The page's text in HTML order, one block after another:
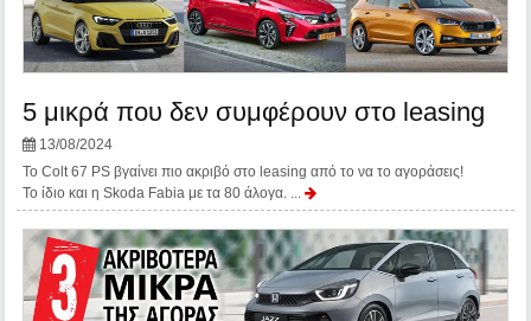
5 μικρά που δεν συμφέρουν στο leasing
13/08/2024
Το Colt 67 PS βγαίνει πιο ακριβό στο leasing από το να το αγοράσεις!
Το ίδιο και η Skoda Fabia με τα 80 άλογα. ...